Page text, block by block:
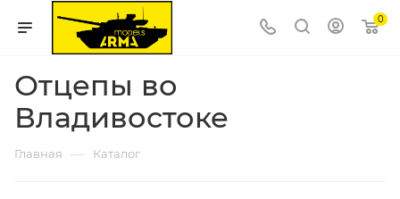
0
Отцепы во
Владивостоке
Главная — Каталог